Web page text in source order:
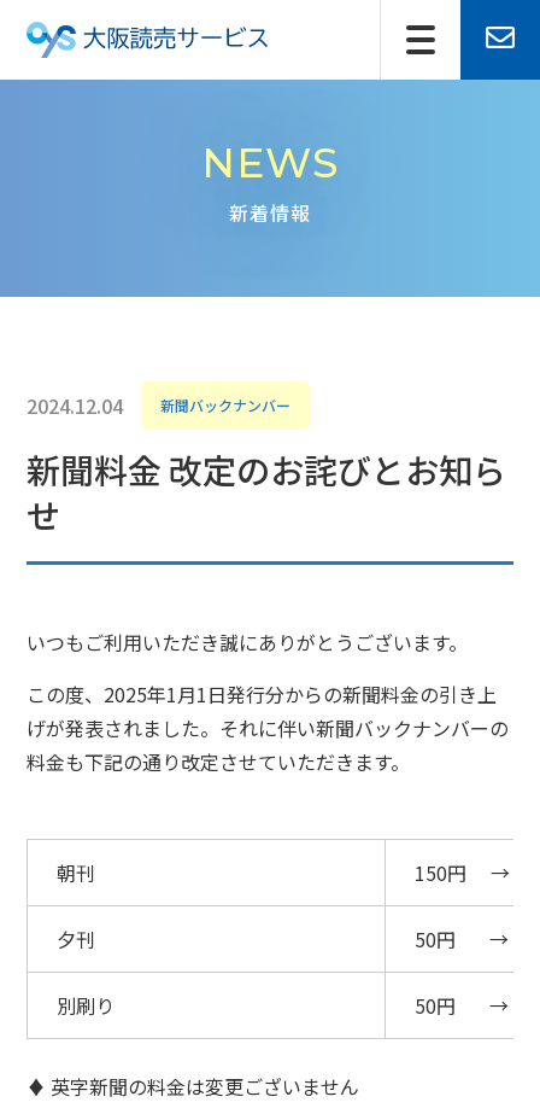
NEWS
新着情報
2024.12.04 新聞バックナンバー
新聞料金 改定のお詫びとお知ら
せ
いつもご利用いただき誠にありがとうございます。
この度、2025年1月1日発行分からの新聞料金の引き上
げが発表されました。それに伴い新聞バックナンバーの
料金も下記の通り改定させていただきます。
朝刊 150円 →
夕刊 50円 →
別刷り 50円 →
♦ 英字新聞の料金は変更ございません